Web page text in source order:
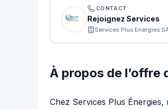
CONTACT
Rejoignez Services
Services Plus Energies
À propos de l’offre
Chez Services Plus Énergies,